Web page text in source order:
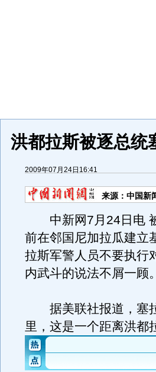
洪都拉斯被逐总统
2009年07月24日16:41
来源： 中国新
中新网7月24日电 被
前在邻国尼加拉瓜建立
拉斯军警人员不要执行
内武斗的说法不屑一顾。
据美联社报道，塞拉
里，这是一个距离洪都